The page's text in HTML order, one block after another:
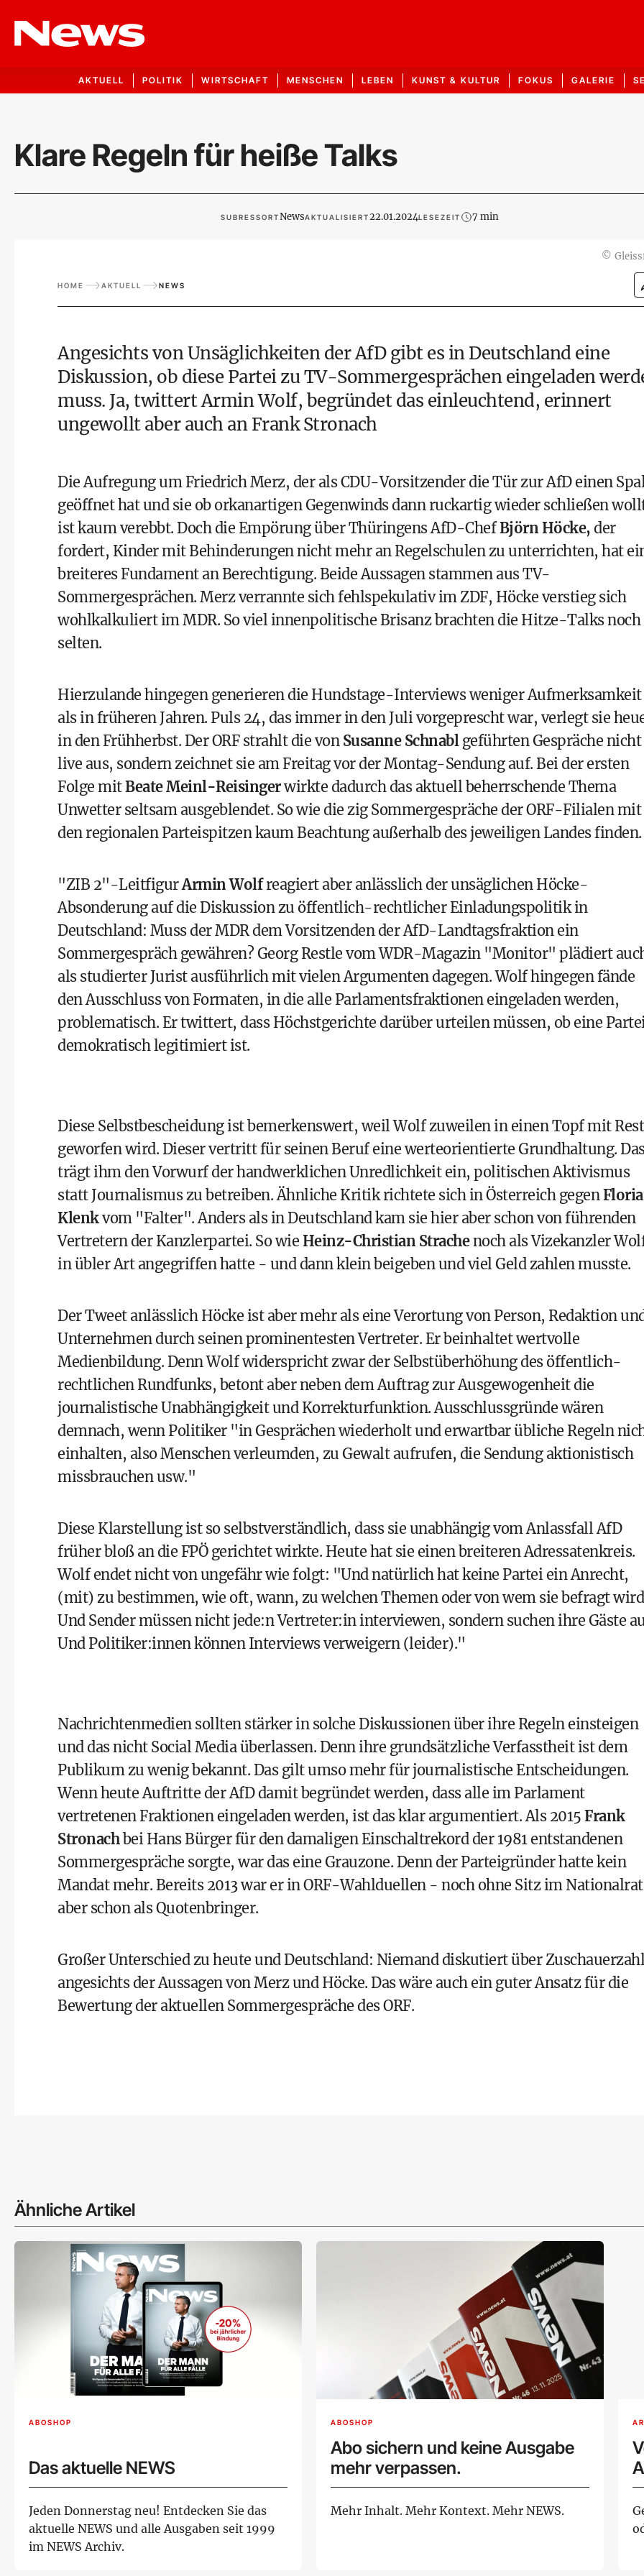
AKTUELL POLITIK WIRTSCHAFT MENSCHEN LEBEN KUNST & KULTUR FOKUS GALERIE
Klare Regeln für heiße Talks
SUBRESSORTNewsAKTUALISIERT22.01.2024LESEZEIT 7 min
©
HOME AKTUELL NEWS
Angesichts von Unsäglichkeiten der AfD gibt es in Deutschland eine
Diskussion, ob diese Partei zu TV-Sommergesprächen eingeladen
muss. Ja, twittert Armin Wolf, begründet das einleuchtend, erinnert
ungewollt aber auch an Frank Stronach
Die Aufregung um Friedrich Merz, der als CDU-Vorsitzender die Tür zur AfD einen
geöffnet hat und sie ob orkanartigen Gegenwinds dann ruckartig wieder schließen
ist kaum verebbt. Doch die Empörung über Thüringens AfD-ChefBjörn Höcke, der
fordert, Kinder mit Behinderungen nicht mehr an Regelschulen zu unterrichten, hat
breiteres Fundament an Berechtigung. Beide Aussagen stammen aus TV-
Sommergesprächen. Merz verrannte sich fehlspekulativ im ZDF, Höcke verstieg sich
wohlkalkuliert im MDR. So viel innenpolitische Brisanz brachten die Hitze-Talks noch
selten.
Hierzulande hingegen generieren die Hundstage-Interviews weniger Aufmerksamkeit
als in früheren Jahren. Puls 24, das immer in den Juli vorgeprescht war, verlegt sie
in den Frühherbst. Der ORF strahlt die von Susanne Schnablgeführten Gespräche nicht
live aus, sondern zeichnet sie am Freitag vor der Montag-Sendung auf. Bei der ersten
Folge mitBeate Meinl-Reisingerwirkte dadurch das aktuell beherrschende Thema
Unwetter seltsam ausgeblendet. So wie die zig Sommergespräche der ORF-Filialen mit
den regionalen Parteispitzen kaum Beachtung außerhalb des jeweiligen Landes finden.
"ZIB 2"-LeitfigurArmin Wolfreagiert aber anlässlich der unsäglichen Höcke-
Absonderung auf die Diskussion zu öffentlich-rechtlicher Einladungspolitik in
Deutschland: Muss der MDR dem Vorsitzenden der AfD-Landtagsfraktion ein
Sommergespräch gewähren? Georg Restle vom WDR-Magazin "Monitor" plädiert
als studierter Jurist ausführlich mit vielen Argumenten dagegen. Wolf hingegen fände
den Ausschluss von Formaten, in die alle Parlamentsfraktionen eingeladen werden,
problematisch. Er twittert, dass Höchstgerichte darüber urteilen müssen, ob eine
demokratisch legitimiert ist.
Diese Selbstbescheidung ist bemerkenswert, weil Wolf zuweilen in einen Topf mit
geworfen wird. Dieser vertritt für seinen Beruf eine werteorientierte Grundhaltung.
trägt ihm den Vorwurf der handwerklichen Unredlichkeit ein, politischen Aktivismus
statt Journalismus zu betreiben. Ähnliche Kritik richtete sich in Österreich gegen
Klenkvom "Falter". Anders als in Deutschland kam sie hier aber schon von führenden
Vertretern der Kanzlerpartei. So wie Heinz-Christian Strachenoch als Vizekanzler
in übler Art angegriffen hatte - und dann klein beigeben und viel Geld zahlen musste.
Der Tweet anlässlich Höcke ist aber mehr als eine Verortung von Person, Redaktion
Unternehmen durch seinen prominentesten Vertreter. Er beinhaltet wertvolle
Medienbildung. Denn Wolf widerspricht zwar der Selbstüberhöhung des öffentlich-
rechtlichen Rundfunks, betont aber neben dem Auftrag zur Ausgewogenheit die
journalistische Unabhängigkeit und Korrekturfunktion. Ausschlussgründe wären
demnach, wenn Politiker "in Gesprächen wiederholt und erwartbar übliche Regeln
einhalten, also Menschen verleumden, zu Gewalt aufrufen, die Sendung aktionistisch
missbrauchen usw."
Diese Klarstellung ist so selbstverständlich, dass sie unabhängig vom Anlassfall AfD
früher bloß an die FPÖgerichtet wirkte. Heute hat sie einen breiteren Adressatenkreis.
Wolf endet nicht von ungefähr wie folgt: "Und natürlich hat keine Partei ein Anrecht,
(mit) zu bestimmen, wie oft, wann, zu welchen Themen oder von wem sie befragt
Und Sender müssen nicht jede:n Vertreter:in interviewen, sondern suchen ihre Gäste
Und Politiker:innen können Interviews verweigern (leider)."
Nachrichtenmedien sollten stärker in solche Diskussionen über ihre Regeln einsteigen
und das nicht Social Media überlassen. Denn ihre grundsätzliche Verfasstheit ist dem
Publikum zu wenig bekannt. Das gilt umso mehr für journalistische Entscheidungen.
Wenn heute Auftritte der AfD damit begründet werden, dass alle im Parlament
vertretenen Fraktionen eingeladen werden, ist das klar argumentiert. Als 2015 Frank
Stronachbei Hans Bürger für den damaligen Einschaltrekord der 1981 entstandenen
Sommergespräche sorgte, war das eine Grauzone. Denn der Parteigründer hatte kein
Mandat mehr. Bereits 2013 war er in ORF-Wahlduellen - noch ohne Sitz im
aber schon als Quotenbringer.
Großer Unterschied zu heute und Deutschland: Niemand diskutiert über
angesichts der Aussagen von Merz und Höcke. Das wäre auch ein guter Ansatz für die
Bewertung der aktuellen Sommergespräche des ORF.
Ähnliche Artikel
ABOSHOP
Das aktuelle NEWS
Jeden Donnerstag neu! Entdecken Sie das
aktuelle NEWS und alle Ausgaben seit 1999
im NEWS Archiv.
ABOSHOP
Abo sichern und keine Ausgabe
mehr verpassen.
Mehr Inhalt. Mehr Kontext. Mehr NEWS.